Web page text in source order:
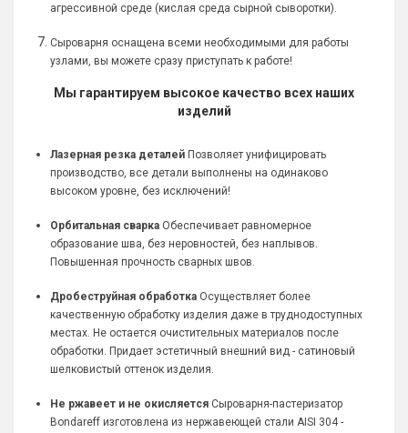
агрессивной среде (кислая среда сырной сыворотки).
Сыроварня оснащена всеми необходимыми для работы
узлами, вы можете сразу приступать к работе!
Мы гарантируем высокое качество всех наших
изделий
Лазерная резка деталей Позволяет унифицировать
производство, все детали выполнены на одинаково
высоком уровне, без исключений!
Орбитальная сварка Обеспечивает равномерное
образование шва, без неровностей, без наплывов.
Повышенная прочность сварных швов.
Дробеструйная обработка Осуществляет более
качественную обработку изделия даже в труднодоступных
местах. Не остается очистительных материалов после
обработки. Придает эстетичный внешний вид - сатиновый
шелковистый оттенок изделия.
Не ржавеет и не окисляется Сыроварня-пастеризатор
Bondareff изготовлена из нержавеющей стали AISI 304 -